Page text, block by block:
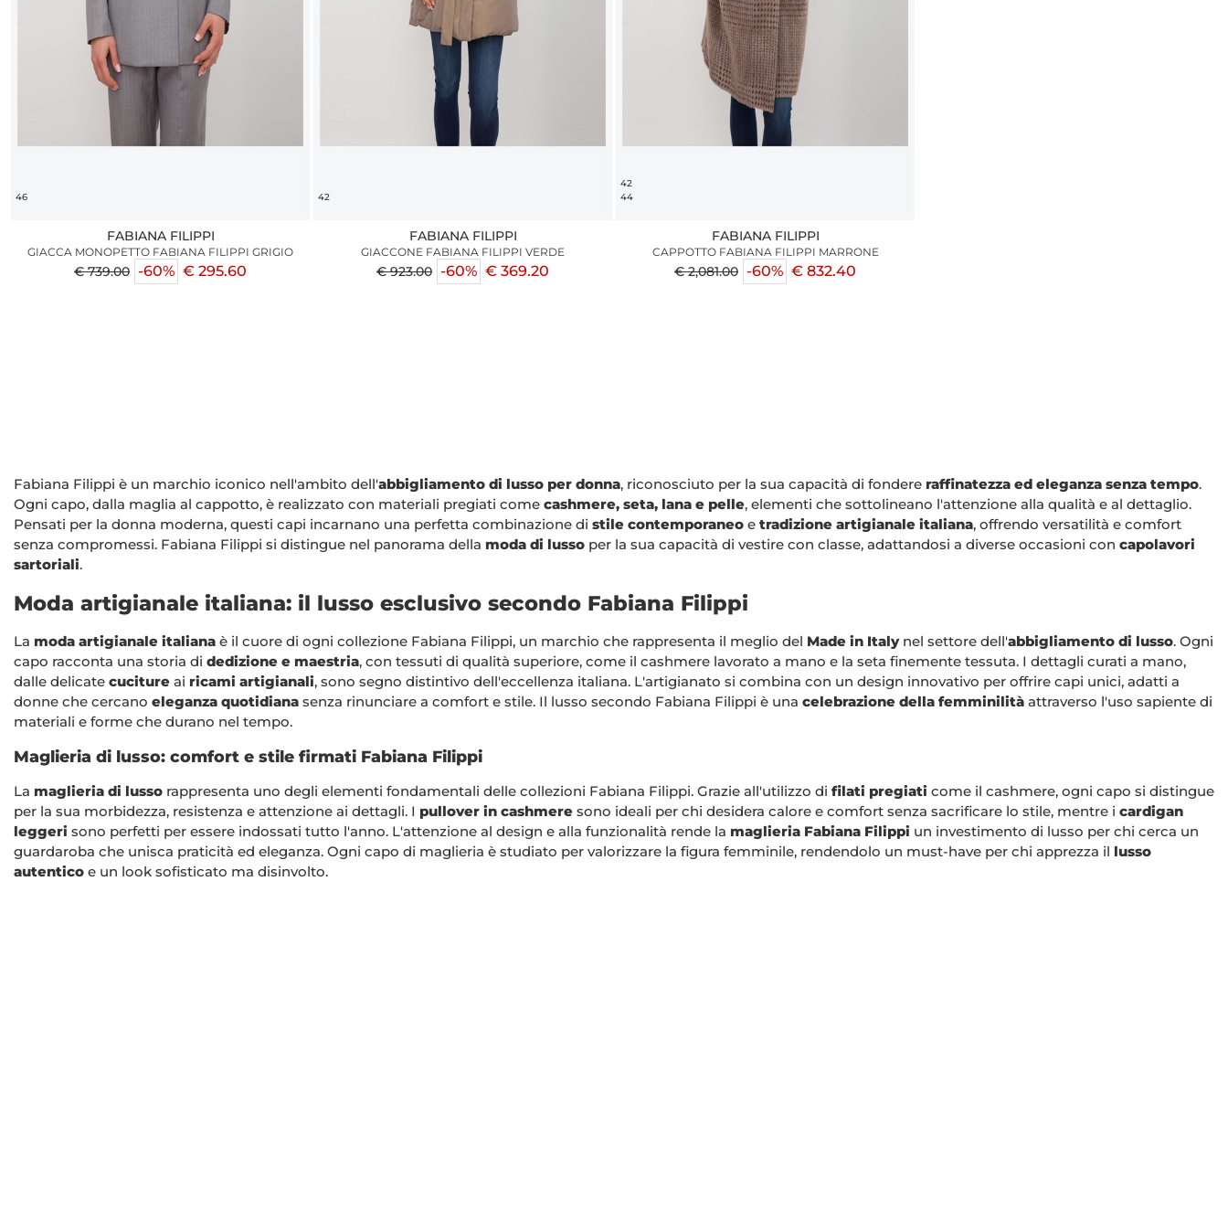
46
FABIANA FILIPPI
GIACCA MONOPETTO FABIANA FILIPPI GRIGIO
€ 739.00 -60% € 295.60
42
FABIANA FILIPPI
GIACCONE FABIANA FILIPPI VERDE
€ 923.00 -60% € 369.20
42
44
FABIANA FILIPPI
CAPPOTTO FABIANA FILIPPI MARRONE
€ 2,081.00 -60% € 832.40
Fabiana Filippi è un marchio iconico nell'ambito dell'abbigliamento di lusso per donna, riconosciuto per la sua capacità di fondere raffinatezza ed eleganza senza tempo.
Ogni capo, dalla maglia al cappotto, è realizzato con materiali pregiati come cashmere, seta, lana e pelle, elementi che sottolineano l'attenzione alla qualità e al dettaglio.
Pensati per la donna moderna, questi capi incarnano una perfetta combinazione di stile contemporaneo e tradizione artigianale italiana, offrendo versatilità e comfort
senza compromessi. Fabiana Filippi si distingue nel panorama della moda di lusso per la sua capacità di vestire con classe, adattandosi a diverse occasioni con capolavori
sartoriali.
Moda artigianale italiana: il lusso esclusivo secondo Fabiana Filippi
La moda artigianale italiana è il cuore di ogni collezione Fabiana Filippi, un marchio che rappresenta il meglio del Made in Italynel settore dell'abbigliamento di lusso. Ogni
capo racconta una storia di dedizione e maestria, con tessuti di qualità superiore, come il cashmere lavorato a mano e la seta finemente tessuta. I dettagli curati a mano,
dalle delicate cuciture ai ricami artigianali, sono segno distintivo dell'eccellenza italiana. L'artigianato si combina con un design innovativo per offrire capi unici, adatti a
donne che cercano eleganza quotidiana senza rinunciare a comfort e stile. Il lusso secondo Fabiana Filippi è una celebrazione della femminilità attraverso l'uso sapiente di
materiali e forme che durano nel tempo.
Maglieria di lusso: comfort e stile firmati Fabiana Filippi
La maglieria di lusso rappresenta uno degli elementi fondamentali delle collezioni Fabiana Filippi. Grazie all'utilizzo di filati pregiati come il cashmere, ogni capo si distingue
per la sua morbidezza, resistenza e attenzione ai dettagli. I pullover in cashmere sono ideali per chi desidera calore e comfort senza sacrificare lo stile, mentre i cardigan
leggeri sono perfetti per essere indossati tutto l'anno. L'attenzione al design e alla funzionalità rende la maglieria Fabiana Filippi un investimento di lusso per chi cerca un
guardaroba che unisca praticità ed eleganza. Ogni capo di maglieria è studiato per valorizzare la figura femminile, rendendolo un must-have per chi apprezza il lusso
autentico e un look sofisticato ma disinvolto.